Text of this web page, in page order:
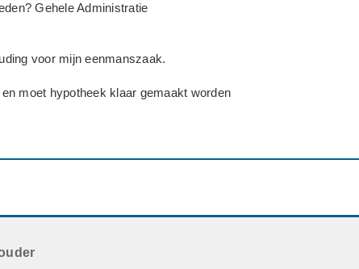
Gehele Administratie
voor mijn eenmanszaak.
moet hypotheek klaar gemaakt worden
gastouderopvang